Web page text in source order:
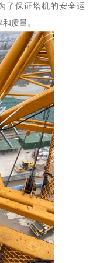
了保证塔机的安全运
质量。